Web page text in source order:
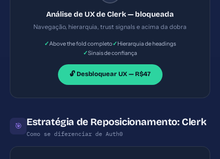
Análise de UX de Clerk — bloqueada
Navegação, hierarquia, trust signals e acima da dobra
✓Above the fold completo✓Hierarquia de headings
✓Sinais de confiança
🔓 Desbloquear UX — R$47
🎯 Estratégia de Reposicionamento: Clerk
Como se diferenciar de Auth0